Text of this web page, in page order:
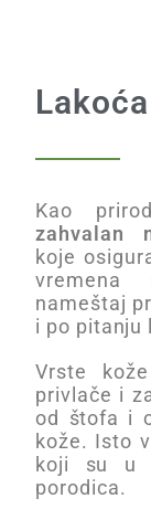
Kao
zahvalan
koje
vremena
nameštaj
i po pitanju
Vrste
privlače i
od štofa i
kože. Isto
koji su u
porodica.